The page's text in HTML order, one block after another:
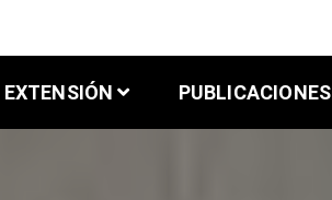
EXTENSIÓN PUBLICACIONES